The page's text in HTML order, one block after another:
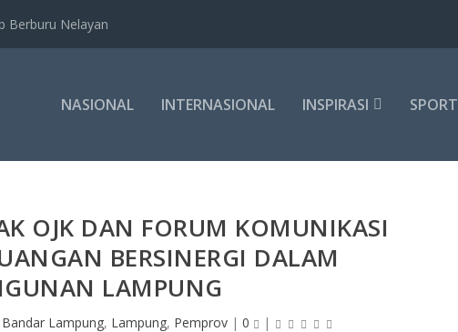
Berburu Nelayan
NASIONAL INTERNASIONAL INSPIRASI SPORT
OJK DAN FORUM KOMUNIKASI
BERSINERGI DALAM
LAMPUNG
Bandar Lampung, Lampung, Pemprov| 0 |